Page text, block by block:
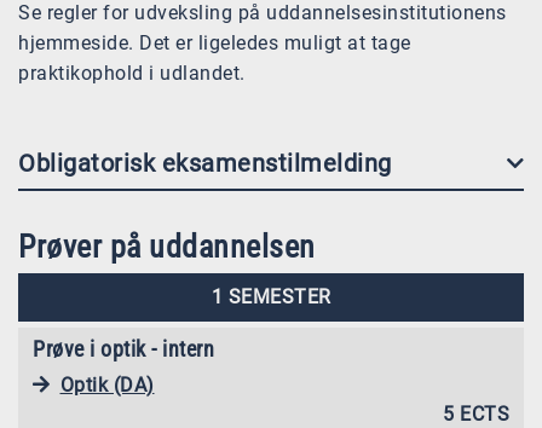
Se regler for udveksling på uddannelsesinstitutionens
hjemmeside. Det er ligeledes muligt at tage
praktikophold i udlandet.
Obligatorisk eksamenstilmelding
Prøver på uddannelsen
1 SEMESTER
Prøve i optik - intern
Optik (DA)
5 ECTS